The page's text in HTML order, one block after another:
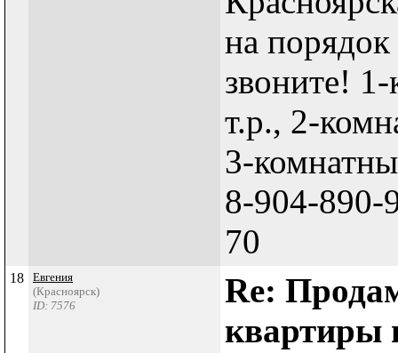
на
звоните!
т.р., 2-
3-
8-904-890-
70
18
Евгения
(Красноярск)
ID: 7576
Re:
квартиры